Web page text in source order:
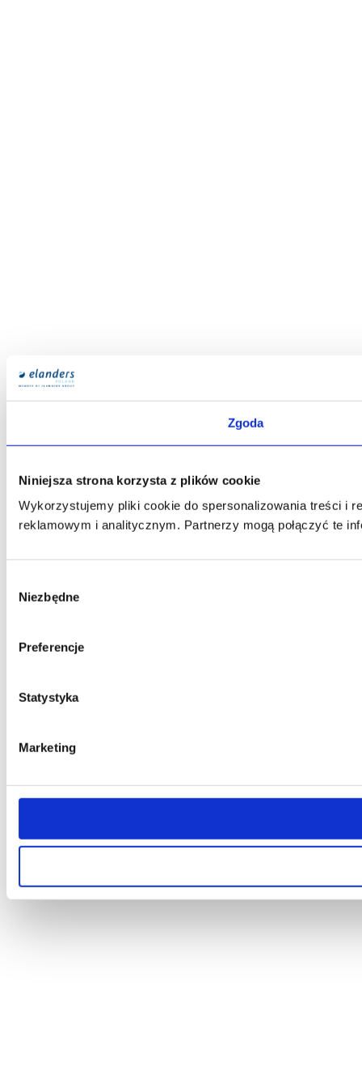
Zgoda
Niniejsza strona korzysta z plików cookie
Wykorzystujemy pliki cookie do spersonalizowania treści i
reklamowym i analitycznym. Partnerzy mogą połączyć te
zgody
Niezbędne
Preferencje
Statystyka
Marketing